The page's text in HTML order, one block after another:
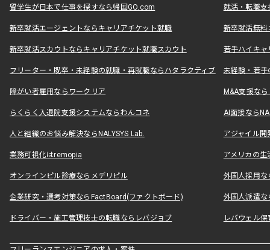
留学生が日本で仕事を探すなら帰国GO.com 就活・転職
新卒就活エージェントならキャリアチケット就職 新卒就活無料
新卒就活スカウトならキャリアチケット就職スカウト 若手ハイキ
フリーター・既卒・未経験の就職・再就職ならハタラクティブ 未経験・若手
障がい者雇用ならワークリア M&A支援な
らくらく入退院支援システムならわんコネ AI面接なら
人と組織のお悩み解決ならNALYSYS Lab. アジャイル
業務可視化はremopia アメリカの
オンラインピル診療ならメデリピル 外国人採用
企業研究・選考対策ならFactBoard(ファクトボード) 外国人派遣な
ドライバー・施工管理技士の転職ならレバジョブ レバウェル